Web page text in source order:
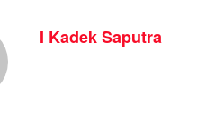
I Kadek Saputra